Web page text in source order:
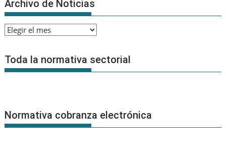
Archivo de Noticias
Archivo
Noticias
Toda la normativa sectorial
Normativa cobranza electrónica